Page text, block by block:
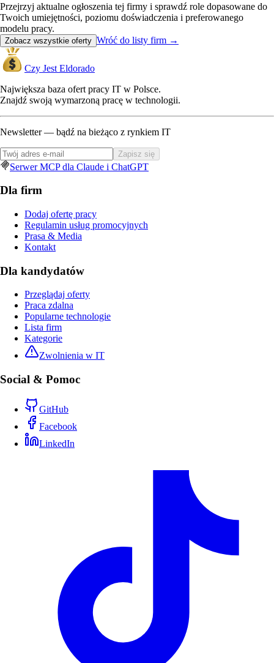
Przejrzyj aktualne ogłoszenia tej firmy i sprawdź role dopasowane do
Twoich umiejętności, poziomu doświadczenia i preferowanego
modelu pracy.
Zobacz wszystkie oferty Wróć do listy firm →
Czy Jest Eldorado
Największa baza ofert pracy IT w Polsce.
Znajdź swoją wymarzoną pracę w technologii.
Newsletter — bądź na bieżąco z rynkiem IT
Zapisz się
Serwer MCP dla Claude i ChatGPT
Dla firm
Dodaj ofertę pracy
Regulamin usług promocyjnych
Prasa & Media
Kontakt
Dla kandydatów
Przeglądaj oferty
Praca zdalna
Popularne technologie
Lista firm
Kategorie
Zwolnienia w IT
Social & Pomoc
GitHub
Facebook
LinkedIn